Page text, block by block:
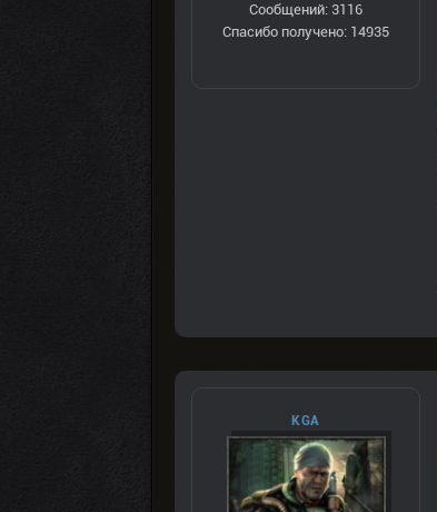
Сообщений: 3116
Спасибо получено: 14935
KGA